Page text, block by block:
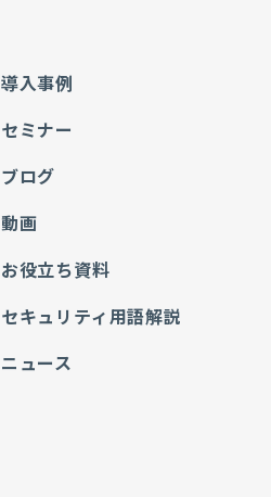
導入事例
セミナー
ブログ
動画
お役立ち資料
セキュリティ用語解説
ニュース